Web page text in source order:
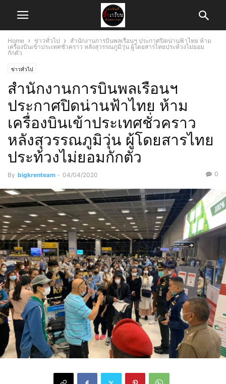
Home ข่าวทั่วไป
สำนักงานการบินพลเรือนฯ ประกาศปิดน่านฟ้าไทย ห้าม
เครื่องบินเข้าประเทศชั่วคราว หลังสุวรรณภูมิวุ่น ผู้โดยสารไทยประท้วงไม่ยอม
กักตัว
ข่าวทั่วไป
สำนักงานการบินพลเรือนฯ
ประกาศปิดน่านฟ้าไทย ห้าม
เครื่องบินเข้าประเทศชั่วคราว
หลังสุวรรณภูมิวุ่น ผู้โดยสารไทย
ประท้วงไม่ยอมกักตัว
By bigkrenteam - 04/04/2020 0